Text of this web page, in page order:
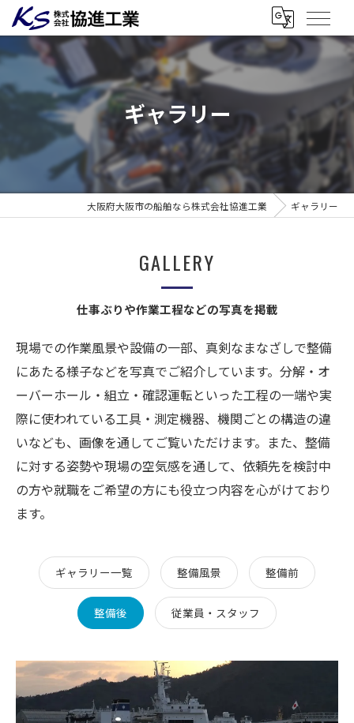
ギャラリー
大阪府大阪市の船舶なら株式会社協進工業 ギャラリー
GALLERY
仕事ぶりや作業工程などの写真を掲載
現場での作業風景や設備の一部、真剣なまなざしで整備
にあたる様子などを写真でご紹介しています。分解・オ
ーバーホール・組立・確認運転といった工程の一端や実
際に使われている工具・測定機器、機関ごとの構造の違
いなども、画像を通してご覧いただけます。また、整備
に対する姿勢や現場の空気感を通して、依頼先を検討中
の方や就職をご希望の方にも役立つ内容を心がけており
ます。
ギャラリー一覧 整備風景 整備前
整備後 従業員・スタッフ